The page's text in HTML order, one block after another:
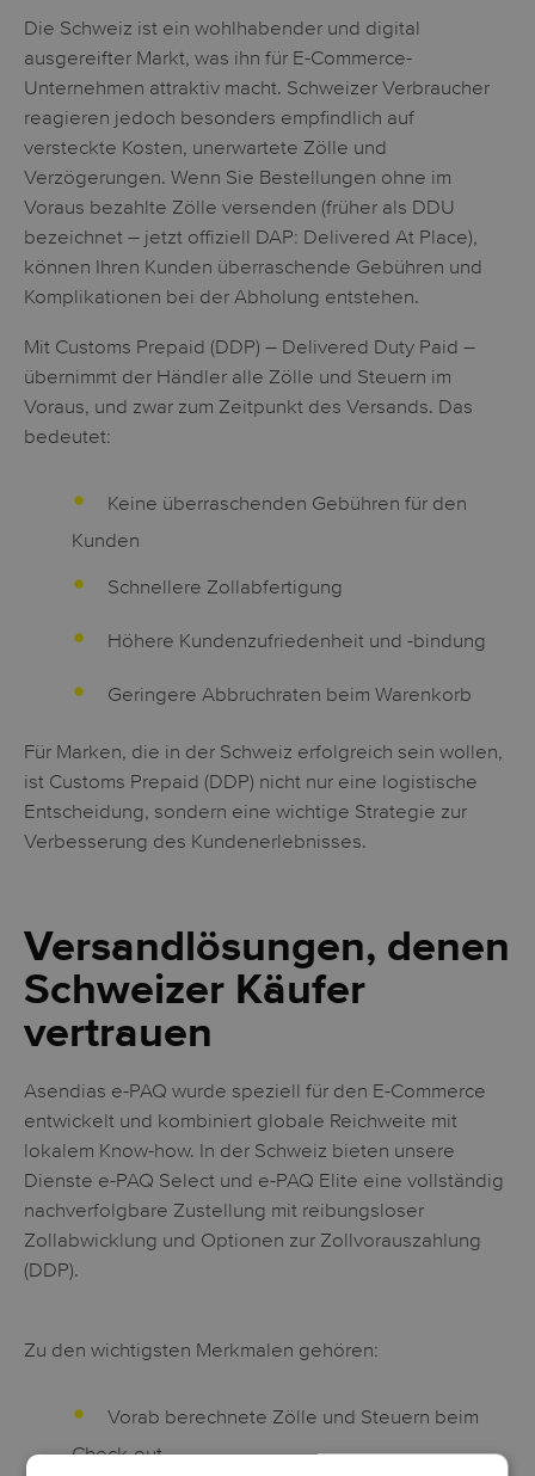
Die Schweiz ist ein wohlhabender und digital
ausgereifter Markt, was ihn für E-Commerce-
Unternehmen attraktiv macht. Schweizer Verbraucher
reagieren jedoch besonders empfindlich auf
versteckte Kosten, unerwartete Zölle und
Verzögerungen. Wenn Sie Bestellungen ohne im
Voraus bezahlte Zölle versenden (früher als DDU
bezeichnet – jetzt offiziell DAP: Delivered At Place),
können Ihren Kunden überraschende Gebühren und
Komplikationen bei der Abholung entstehen.
Mit Customs Prepaid (DDP) – Delivered Duty Paid –
übernimmt der Händler alle Zölle und Steuern im
Voraus, und zwar zum Zeitpunkt des Versands. Das
bedeutet:
Keine überraschenden Gebühren für den
Kunden
Schnellere Zollabfertigung
Höhere Kundenzufriedenheit und -bindung
Geringere Abbruchraten beim Warenkorb
Für Marken, die in der Schweiz erfolgreich sein wollen,
ist Customs Prepaid (DDP) nicht nur eine logistische
Entscheidung, sondern eine wichtige Strategie zur
Verbesserung des Kundenerlebnisses.
Versandlösungen, denen
Schweizer Käufer
vertrauen
Asendias e-PAQ wurde speziell für den E-Commerce
entwickelt und kombiniert globale Reichweite mit
lokalem Know-how. In der Schweiz bieten unsere
Dienste e-PAQ Select und e-PAQ Elite eine vollständig
nachverfolgbare Zustellung mit reibungsloser
Zollabwicklung und Optionen zur Zollvorauszahlung
(DDP).
Zu den wichtigsten Merkmalen gehören:
Vorab berechnete Zölle und Steuern beim
Check-out